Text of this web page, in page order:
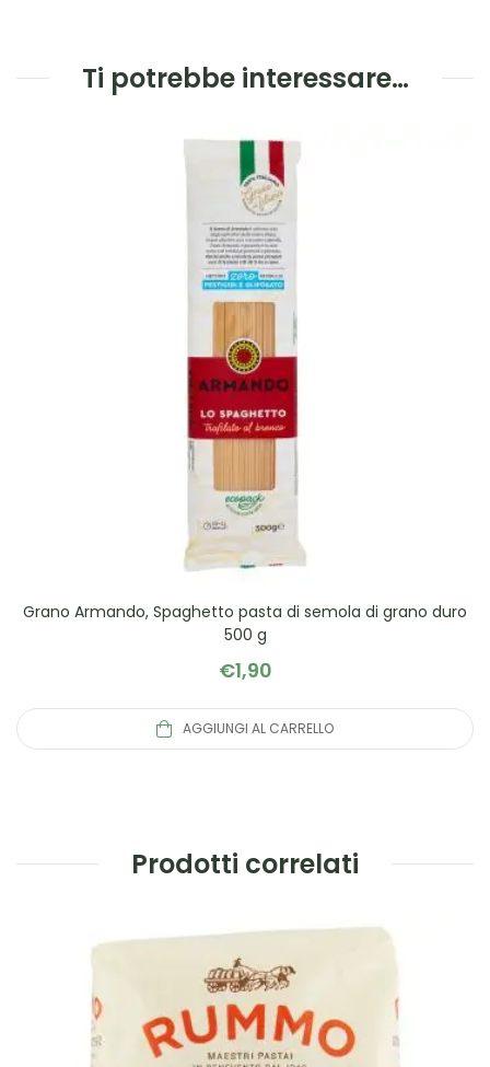
Ti potrebbe interessare…
Grano Armando, Spaghetto pasta di semola di grano duro
500 g
€1,90
AGGIUNGI AL CARRELLO
Prodotti correlati